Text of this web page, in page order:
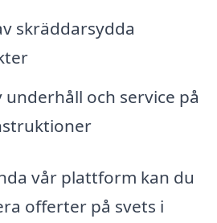
skräddarsydda
och service på
vår plattform kan du
offerter på svets i